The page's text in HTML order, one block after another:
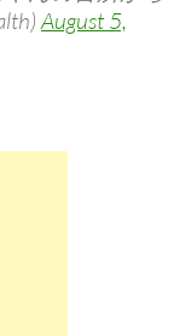
August 5,